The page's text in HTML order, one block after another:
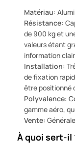
Matériau:
Résistance:
de 900 kg et
valeurs étant
information
Installation:
de fixation
être positionné
Polyvalence:
gamme aéro,
Vente:
À quoi sert-il